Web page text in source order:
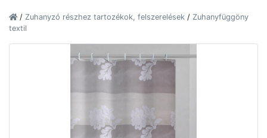
/ Zuhanyzó részhez tartozékok, felszerelések / Zuhanyfüggöny
textil